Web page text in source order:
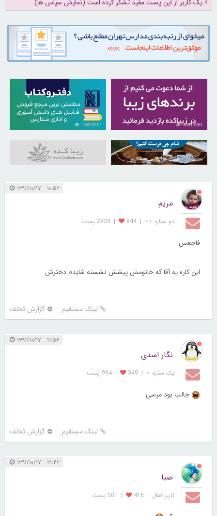
یک کاربر از این پست مفید تشکر کرده است (نمایش سپاس ها)
30815964
16876217
31039989
۱۰:۵۲ ۱۳۹۱/۱۰/۱۷
مریم
دو ستاره ⋆⋆ |
844
| 2439 پست
فاجعس
این کاره یه آقا که خانومش پیشش نشسته شایدم دخترش
لینک مستقیم گزارش تخلف
۱۱:۵۶ ۱۳۹۱/۱۰/۱۷
نگار اسدی
یک ستاره ⋆ |
349
| 994 پست
جالب بود مرسی
لینک مستقیم گزارش تخلف
۲۱:۴۲ ۱۳۹۱/۱۰/۱۷
صبا
کاربر فعال |
416
| 581 پست